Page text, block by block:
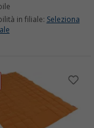
in filiale: Seleziona